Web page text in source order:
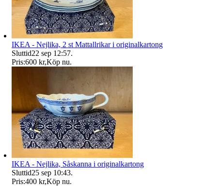
IKEA - Nejlika, 2 st Mattallrikar i originalkartong
Sluttid22 sep 12:57.
Pris:600 kr,Köp nu.
IKEA - Nejlika, Såskanna i originalkartong
Sluttid25 sep 10:43.
Pris:400 kr,Köp nu.